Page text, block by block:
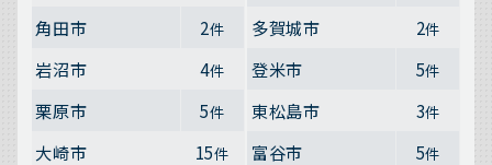
角田市 2件
岩沼市 4件
栗原市 5件
大崎市 15件
多賀城市 2件
登米市 5件
東松島市 3件
富谷市 5件